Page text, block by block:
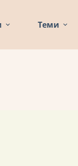
Теми